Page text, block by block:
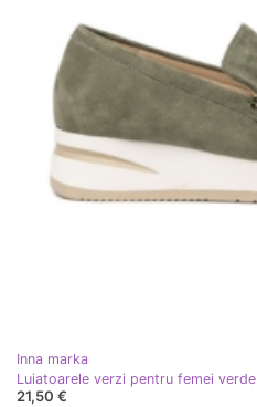
Inna marka
Luiatoarele verzi pentru femei verde
21,50 €